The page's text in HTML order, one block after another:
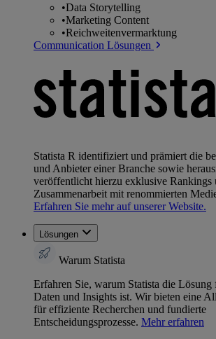
•Data Storytelling
•Marketing Content
•Reichweitenvermarktung
Communication Lösungen
Statista R identifiziert und prämiert die
und Anbieter einer Branche sowie
veröffentlicht hierzu exklusive Rankings
Zusammenarbeit mit renommierten
Erfahren Sie mehr auf unserer Website.
Lösungen
Warum Statista
Erfahren Sie, warum Statista die Lösung
Daten und Insights ist. Wir bieten eine
für effiziente Recherchen und fundierte
Entscheidungsprozesse. Mehr erfahren